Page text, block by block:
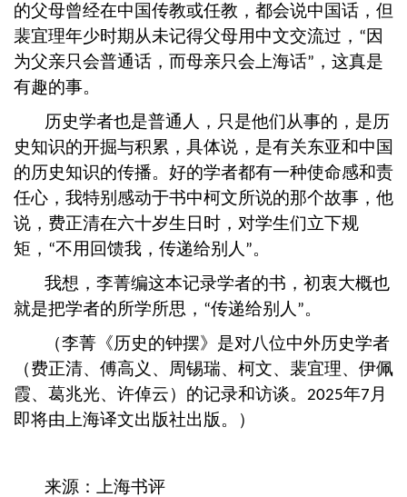
的父母曾经在中国传教或任教，都会说中国话，但
裴宜理年少时期从未记得父母用中文交流过， “ 因
为父亲只会普通话，而母亲只会上海话” ，这真是
有趣的事。
历史学者也是普通人，只是他们从事的，是历
史知识的开掘与积累，具体说，是有关东亚和中国
的历史知识的传播。好的学者都有一种使命感和责
任心，我特别感动于书中柯文所说的那个故事，他
说，费正清在六十岁生日时，对学生们立下规
矩， “不用回馈我，传递给别人 ”。
我想，李菁编这本记录学者的书，初衷大概也
就是把学者的所学所思， “传递给别人 ”。
（李菁《历史的钟摆》是对八位中外历史学者
（费正清、傅高义、周锡瑞、柯文、裴宜理、伊佩
霞、葛兆光、许倬云）的记录和访谈。 2025年7 月
即将由上海译文出版社出版。
）
来源：上海书评